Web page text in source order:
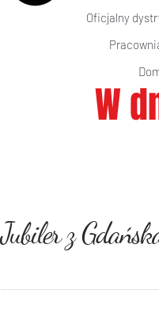
Oficjalny
Jubiler z
W